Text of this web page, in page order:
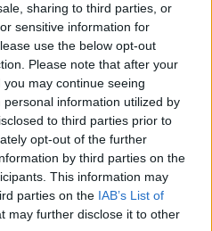
sharing to third parties, or
sensitive information for
use the below opt-out
Please note that after your
may continue seeing
information utilized by
to third parties prior to
opt-out of the further
by third parties on the
This information may
parties on the IAB’s List of
may further disclose it to other
Εκπαίδευσης σε ΚΕΠ
ΔΥΠΑ, στην
, στα Δασαρχεία,
Επιδαύρου αλλά και στα
Παιδείαςκαι της
ηλεκτρονικών
τηνΠέμπτη, 16